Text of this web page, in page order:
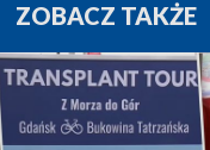
ZOBACZ TAKŻE